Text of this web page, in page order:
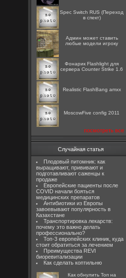
Spec Switch RUS (Переход
в спект)
Админ может ставить
любые модели игроку
Фонарик Flashlight для
сервера Counter Strike 1.6
Realistic FlashBang amxx
MoscowFive config 2011
посмотреть все
Случайная статья
Плодовый питомник: как
выращивают, прививают и
подготавливают саженцы к
продаже
Европейские пациенты после
COVID начали бояться
медицинских препаратов
Антибиотики из Европы
завоевывают популярность в
Казахстане
Транспортировка лекарств:
почему это важно делать
профессионально?
Топ-3 европейских клиник, куда
стоит обратиться за лечением
Преимущества REVI
биоревитализации
Как сделать коптильню
Как обнулить Топ на